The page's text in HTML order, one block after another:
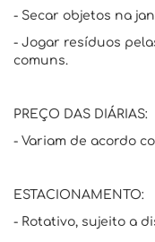
- Secar objetos na
- Jogar resíduos
comuns.
PREÇO DAS DIÁRIAS:
- Variam de acordo
ESTACIONAMENTO:
- Rotativo, sujeito a